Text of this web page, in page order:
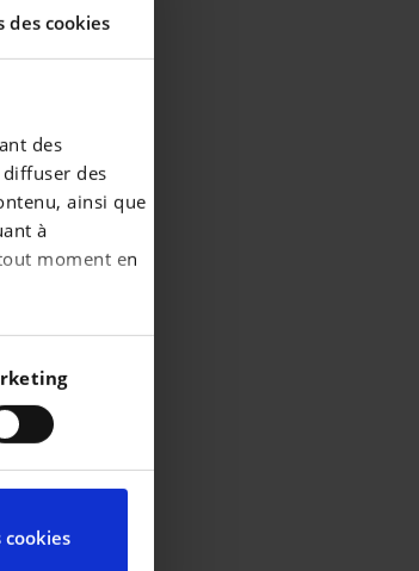
des cookies
des
des
ainsi que
à
moment en
mètres
(empreintes
à la
sur